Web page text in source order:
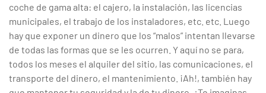
coche de gama alta: el cajero, la instalación, las licencias
municipales, el trabajo de los instaladores, etc. etc. Luego
hay que exponer un dinero que los “malos” intentan llevarse
de todas las formas que se les ocurren. Y aquí no se para,
todos los meses el alquiler del sitio, las comunicaciones, el
transporte del dinero, el mantenimiento. ¡Ah!, también hay